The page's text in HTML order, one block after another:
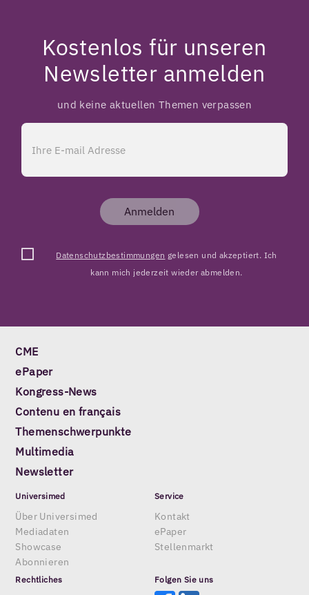
Kostenlos für unseren
Newsletter anmelden
und keine aktuellen Themen verpassen
Anmelden
Datenschutzbestimmungen gelesen und akzeptiert. Ich
kann mich jederzeit wieder abmelden.
CME
ePaper
Kongress-News
Contenu en français
Themenschwerpunkte
Multimedia
Newsletter
Universimed
Über Universimed
Mediadaten
Showcase
Abonnieren
Service
Kontakt
ePaper
Stellenmarkt
Rechtliches Folgen Sie uns